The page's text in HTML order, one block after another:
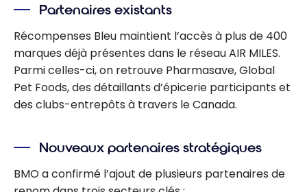
forfait bancaire
et un compte
d’épargne
Partenaires existants
Récompenses Bleu maintient l’accès à plus de 400
marques déjà présentes dans le réseau AIR MILES.
Parmi celles-ci, on retrouve Pharmasave, Global
Pet Foods, des détaillants d’épicerie participants et
des clubs-entrepôts à travers le Canada.
Nouveaux partenaires stratégiques
BMO a confirmé l’ajout de plusieurs partenaires de